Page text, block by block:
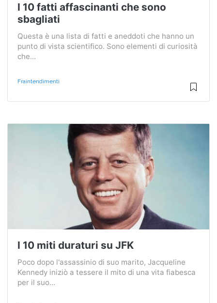
I 10 fatti affascinanti che sono
sbagliati
Questa è una lista di fatti e aneddoti che hanno un
punto di vista scientifico. Sono elementi di curiosità
che...
Fraintendimenti
I 10 miti duraturi su JFK
Poco dopo l'assassinio di suo marito, Jacqueline
Kennedy iniziò a tessere il mito di una vita fiabesca
per il suo...